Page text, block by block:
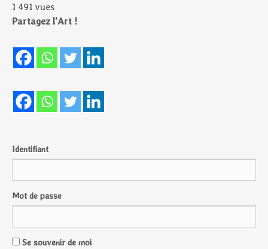
1 491 vues
Partagez l'Art !
Identifiant
Mot de passe
Se souvenir de moi